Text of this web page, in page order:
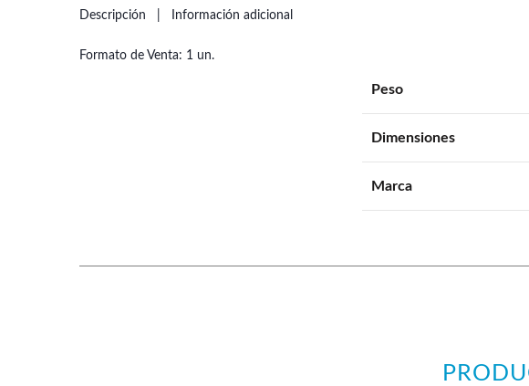
Descripción Información adicional
Formato de Venta: 1 un.
Peso
Dimensiones
Marca